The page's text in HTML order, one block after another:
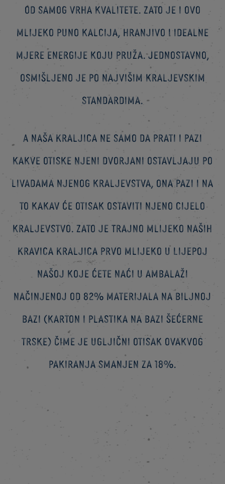
od samog vrha kvalitete. Zato je i ovo
mlijeko puno kalcija, hranjivo i idealne
mjere energije koju pruža. Jednostavno,
osmišljeno je po najvišim kraljevskim
standardima.
A naša Kraljica ne samo da prati i pazi
kakve otiske njeni dvorjani ostavljaju po
livadama njenog kraljevstva, ona pazi i na
to kakav će otisak ostaviti njeno cijelo
kraljevstvo. Zato je Trajno mlijeko naših
Kravica Kraljica prvo mlijeko u Lijepoj
našoj koje ćete naći u ambalaži
načinjenoj od 82% materijala na biljnoj
bazi (karton i plastika na bazi šećerne
trske) čime je ugljični otisak ovakvog
pakiranja smanjen za 18%.